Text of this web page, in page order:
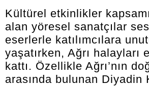
Kültürel etkinlikler
alan yöresel sanatçılar
eserlerle katılımcılara
yaşatırken, Ağrı halayları
kattı. Özellikle Ağrı’nın
arasında bulunan Diyadin